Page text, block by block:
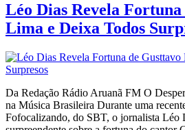
Léo Dias Revela
Lima e Deixa Todos
Da Redação Rádio Aruanã FM O
na Música Brasileira Durante uma
Fofocalizando, do SBT, o jornalista Léo